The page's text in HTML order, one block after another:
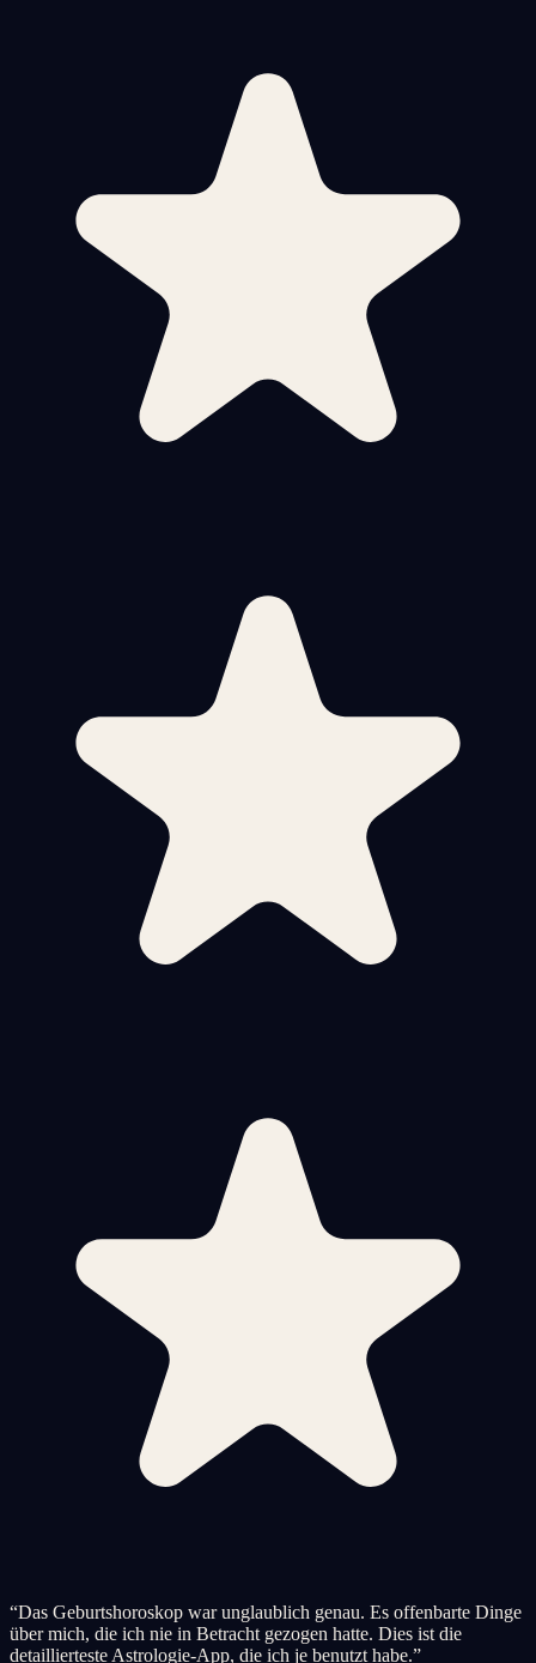
“Das Geburtshoroskop war unglaublich genau. Es offenbarte Dinge
über mich, die ich nie in Betracht gezogen hatte. Dies ist die
detaillierteste Astrologie-App, die ich je benutzt habe.”